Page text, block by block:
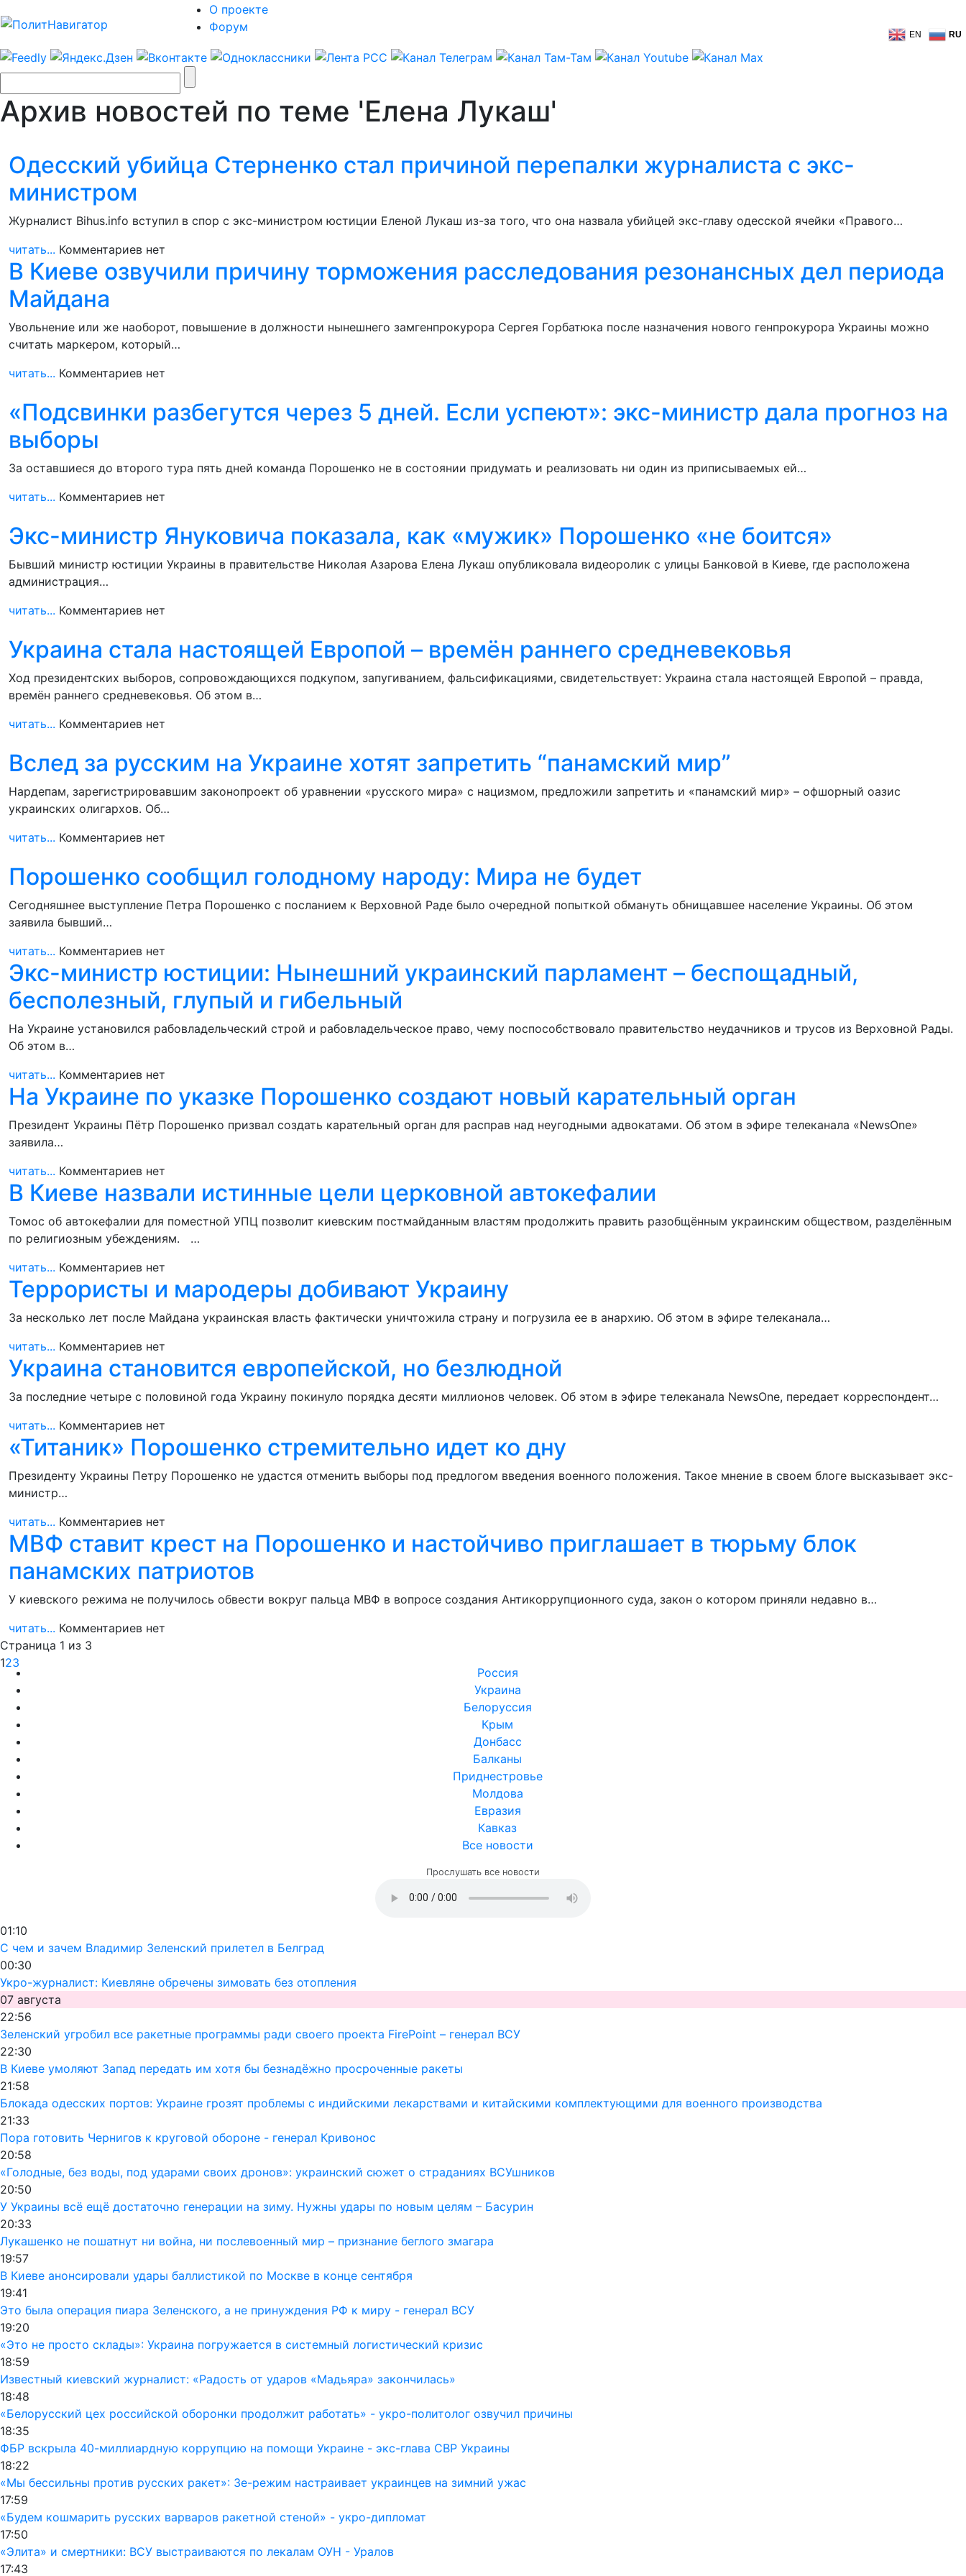
О проекте
Форум
EN RU
Архив новостей по теме 'Елена Лукаш'
Одесский убийца Стерненко стал причиной перепалки журналиста с экс-
министром
Журналист Bihus.info вступил в спор с экс-министром юстиции Еленой Лукаш из-за того, что она назвала убийцей экс-главу одесской ячейки «Правого…
читать... Комментариев нет
В Киеве озвучили причину торможения расследования резонансных дел периода
Майдана
Увольнение или же наоборот, повышение в должности нынешнего замгенпрокурора Сергея Горбатюка после назначения нового генпрокурора Украины можно
считать маркером, который…
читать... Комментариев нет
«Подсвинки разбегутся через 5 дней. Если успеют»: экс-министр дала прогноз на
выборы
За оставшиеся до второго тура пять дней команда Порошенко не в состоянии придумать и реализовать ни один из приписываемых ей…
читать... Комментариев нет
Экс-министр Януковича показала, как «мужик» Порошенко «не боится»
Бывший министр юстиции Украины в правительстве Николая Азарова Елена Лукаш опубликовала видеоролик с улицы Банковой в Киеве, где расположена
администрация…
читать... Комментариев нет
Украина стала настоящей Европой – времён раннего средневековья
Ход президентских выборов, сопровождающихся подкупом, запугиванием, фальсификациями, свидетельствует: Украина стала настоящей Европой – правда,
времён раннего средневековья. Об этом в…
читать... Комментариев нет
Вслед за русским на Украине хотят запретить “панамский мир”
Нардепам, зарегистрировавшим законопроект об уравнении «русского мира» с нацизмом, предложили запретить и «панамский мир» – офшорный оазис
украинских олигархов. Об…
читать... Комментариев нет
Порошенко сообщил голодному народу: Мира не будет
Сегодняшнее выступление Петра Порошенко с посланием к Верховной Раде было очередной попыткой обмануть обнищавшее население Украины. Об этом
заявила бывший…
читать... Комментариев нет
Экс-министр юстиции: Нынешний украинский парламент – беспощадный,
бесполезный, глупый и гибельный
На Украине установился рабовладельческий строй и рабовладельческое право, чему поспособствовало правительство неудачников и трусов из Верховной Рады.
Об этом в…
читать... Комментариев нет
На Украине по указке Порошенко создают новый карательный орган
Президент Украины Пётр Порошенко призвал создать карательный орган для расправ над неугодными адвокатами. Об этом в эфире телеканала «NewsOne»
заявила…
читать... Комментариев нет
В Киеве назвали истинные цели церковной автокефалии
Томос об автокефалии для поместной УПЦ позволит киевским постмайданным властям продолжить править разобщённым украинским обществом, разделённым
по религиозным убеждениям. …
читать... Комментариев нет
Террористы и мародеры добивают Украину
За несколько лет после Майдана украинская власть фактически уничтожила страну и погрузила ее в анархию. Об этом в эфире телеканала…
читать... Комментариев нет
Украина становится европейской, но безлюдной
За последние четыре с половиной года Украину покинуло порядка десяти миллионов человек. Об этом в эфире телеканала NewsOne, передает корреспондент…
читать... Комментариев нет
«Титаник» Порошенко стремительно идет ко дну
Президенту Украины Петру Порошенко не удастся отменить выборы под предлогом введения военного положения. Такое мнение в своем блоге высказывает экс-
министр…
читать... Комментариев нет
МВФ ставит крест на Порошенко и настойчиво приглашает в тюрьму блок
панамских патриотов
У киевского режима не получилось обвести вокруг пальца МВФ в вопросе создания Антикоррупционного суда, закон о котором приняли недавно в…
читать... Комментариев нет
Страница 1 из 3
123
Россия
Украина
Белоруссия
Крым
Донбасс
Балканы
Приднестровье
Молдова
Евразия
Кавказ
Все новости
Прослушать все новости
01:10
С чем и зачем Владимир Зеленский прилетел в Белград
00:30
Укро-журналист: Киевляне обречены зимовать без отопления
07 августа
22:56
Зеленский угробил все ракетные программы ради своего проекта FirePoint – генерал ВСУ
22:30
В Киеве умоляют Запад передать им хотя бы безнадёжно просроченные ракеты
21:58
Блокада одесских портов: Украине грозят проблемы с индийскими лекарствами и китайскими комплектующими для военного производства
21:33
Пора готовить Чернигов к круговой обороне - генерал Кривонос
20:58
«Голодные, без воды, под ударами своих дронов»: украинский сюжет о страданиях ВСУшников
20:50
У Украины всё ещё достаточно генерации на зиму. Нужны удары по новым целям – Басурин
20:33
Лукашенко не пошатнут ни война, ни послевоенный мир – признание беглого змагара
19:57
В Киеве анонсировали удары баллистикой по Москве в конце сентября
19:41
Это была операция пиара Зеленского, а не принуждения РФ к миру - генерал ВСУ
19:20
«Это не просто склады»: Украина погружается в системный логистический кризис
18:59
Известный киевский журналист: «Радость от ударов «Мадьяра» закончилась»
18:48
«Белорусский цех российской оборонки продолжит работать» - укро-политолог озвучил причины
18:35
ФБР вскрыла 40-миллиардную коррупцию на помощи Украине - экс-глава СВР Украины
18:22
«Мы бессильны против русских ракет»: Зе-режим настраивает украинцев на зимний ужас
17:59
«Будем кошмарить русских варваров ракетной стеной» - укро-дипломат
17:50
«Элита» и смертники: ВСУ выстраиваются по лекалам ОУН - Уралов
17:43